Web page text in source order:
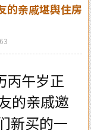
的亲戚堪舆住房
丙午岁正
的亲戚邀
新买的一